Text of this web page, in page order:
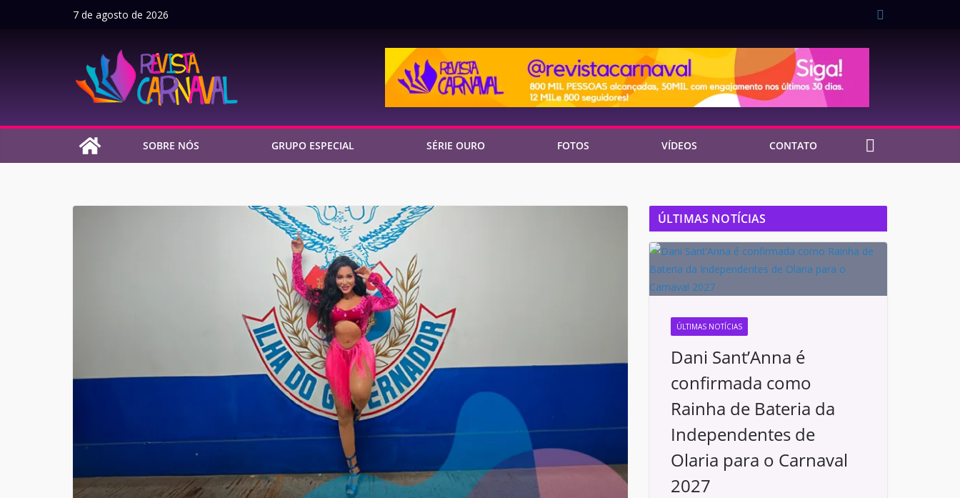
7 de agosto de 2026
SOBRE NÓS GRUPO ESPECIAL SÉRIE OURO FOTOS VÍDEOS CONTATO
ÚLTIMAS NOTÍCIAS
ÚLTIMAS NOTÍCIAS
Dani Sant’Anna é
confirmada como
Rainha de Bateria da
Independentes de
Olaria para o Carnaval
2027